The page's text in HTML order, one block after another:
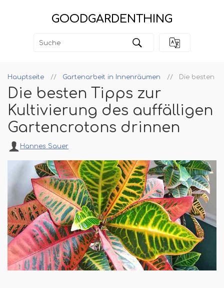
GOODGARDENTHING
Hauptseite Gartenarbeit in Innenräumen Die besten
Die besten Tipps zur
Kultivierung des auffälligen
Gartencrotons drinnen
Hannes Sauer